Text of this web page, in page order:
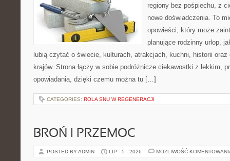
regiony bez pośpiechu, z
nowe doświadczenia. To
opowieści, który może
planujące rodzinny urlop,
lubią czytać o świecie, kulturach, atrakcjach, kuchni, historii
krajów. Strona łączy w sobie podróżnicze ciekawostki z lekkim,
opowiadania, dzięki czemu można tu […]
CATEGORIES: ROLA SNU W REGENERACJI
BROŃ I PRZEMOC
POSTED BY ADMIN LIP - 5 - 2026 MOŻLIWOŚĆ